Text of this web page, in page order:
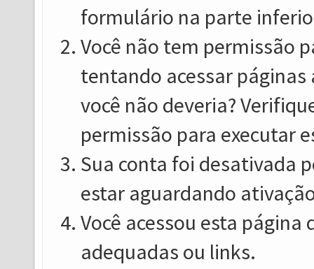
formulário na parte
Você não tem permissão
tentando acessar
você não deveria?
permissão para executar
Sua conta foi desativada
estar aguardando
Você acessou esta
adequadas ou links.